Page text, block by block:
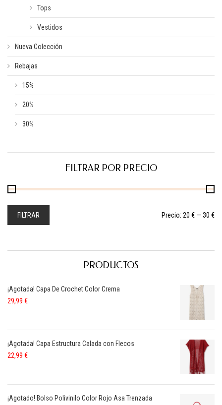
Tops
Vestidos
Nueva Colección
Rebajas
15%
20%
30%
FILTRAR POR PRECIO
FILTRAR Precio: 20 € — 30 €
PRODUCTOS
¡Agotada! Capa De Crochet Color Crema
29,99 €
¡Agotada! Capa Estructura Calada con Flecos
22,99 €
¡Agotado! Bolso Polivinilo Color Rojo Asa Trenzada